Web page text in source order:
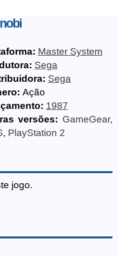
Master System
Sega
Sega
Ação
1987
versões: GameGear,
, PlayStation 2
jogo.